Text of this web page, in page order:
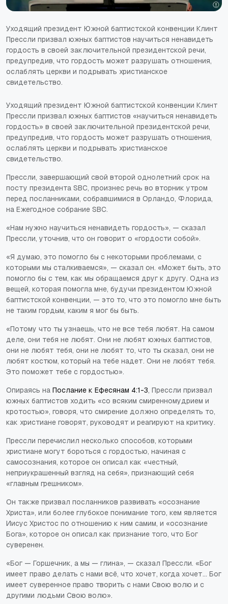
Уходящий президент Южной баптистской конвенции Клинт
Прессли призвал южных баптистов научиться ненавидеть
гордость в своей заключительной президентской речи,
предупредив, что гордость может разрушать отношения,
ослаблять церкви и подрывать христианское
свидетельство.
Уходящий президент Южной баптистской конвенции Клинт
Прессли призвал южных баптистов «научиться ненавидеть
гордость» в своей заключительной президентской речи,
предупредив, что гордость может разрушать отношения,
ослаблять церкви и подрывать христианское
свидетельство.
Прессли, завершающий свой второй однолетний срок на
посту президента SBC, произнес речь во вторник утром
перед посланниками, собравшимися в Орландо, Флорида,
на Ежегодное собрание SBC.
«Нам нужно научиться ненавидеть гордость», — сказал
Прессли, уточнив, что он говорит о «гордости собой».
«Я думаю, это помогло бы с некоторыми проблемами, с
которыми мы сталкиваемся», — сказал он. «Может быть, это
помогло бы с тем, как мы обращаемся друг к другу. Одна из
вещей, которая помогла мне, будучи президентом Южной
баптистской конвенции, — это то, что это помогло мне быть
не таким гордым, каким я мог бы быть.
«Потому что ты узнаешь, что не все тебя любят. На самом
деле, они тебя не любят. Они не любят южных баптистов,
они не любят тебя, они не любят то, что ты сказал, они не
любят костюм, который на тебе надет. Они не любят тебя.
Это поможет тебе с гордостью».
Опираясь на Послание к Ефесянам 4:1-3, Прессли призвал
южных баптистов ходить «со всяким смиренномудрием и
кротостью», говоря, что смирение должно определять то,
как христиане говорят, руководят и реагируют на критику.
Прессли перечислил несколько способов, которыми
христиане могут бороться с гордостью, начиная с
самосознания, которое он описал как «честный,
неприукрашенный взгляд на себя», признающий себя
«главным грешником».
Он также призвал посланников развивать «осознание
Христа», или более глубокое понимание того, кем является
Иисус Христос по отношению к ним самим, и «осознание
Бога», которое он описал как признание того, что Бог
суверенен.
«Бог — Горшечник, а мы — глина», — сказал Прессли. «Бог
имеет право делать с нами всё, что хочет, когда хочет... Бог
имеет суверенное право творить с нами Свою волю и с
другими людьми Свою волю».